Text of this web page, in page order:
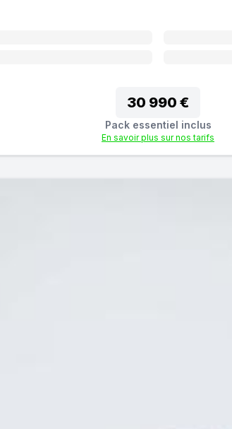
30 990 €
Pack essentiel inclus
En savoir plus sur nos tarifs